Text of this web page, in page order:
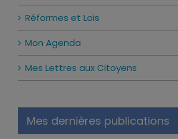
Réformes et Lois
Mon Agenda
Mes Lettres aux Citoyens
Mes dernières publications